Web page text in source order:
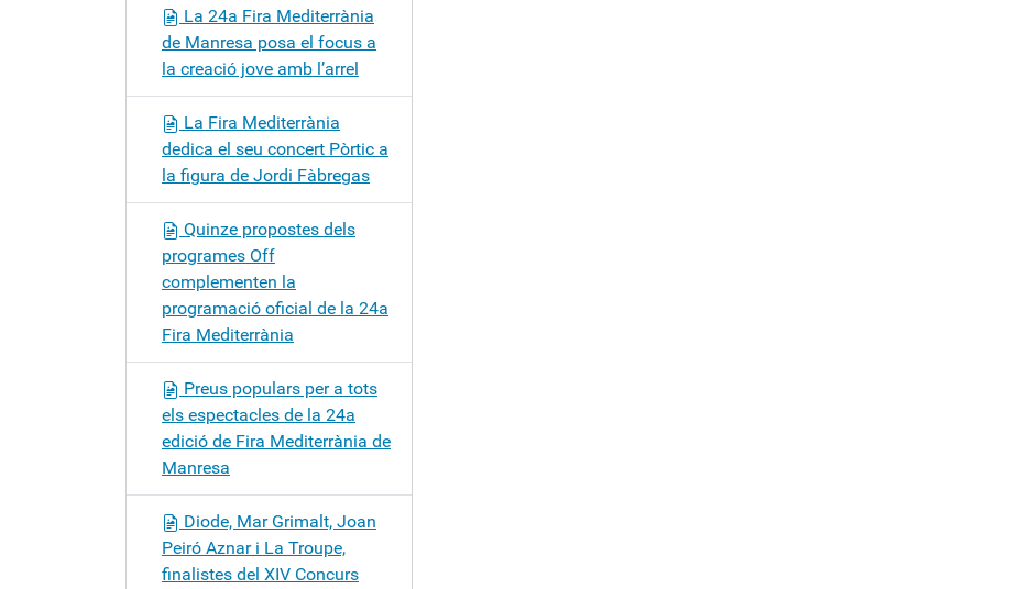
La 24a Fira Mediterrània
de Manresa posa el focus a
la creació jove amb l’arrel
La Fira Mediterrània
dedica el seu concert Pòrtic a
la figura de Jordi Fàbregas
Quinze propostes dels
programes Off
complementen la
programació oficial de la 24a
Fira Mediterrània
Preus populars per a tots
els espectacles de la 24a
edició de Fira Mediterrània de
Manresa
Diode, Mar Grimalt, Joan
Peiró Aznar i La Troupe,
finalistes del XIV Concurs